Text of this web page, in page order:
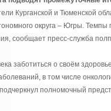
Курганской и Тюменской
округа – Югры.
сообщает пресс-служба
заботиться о своём
в том числе
полномочный